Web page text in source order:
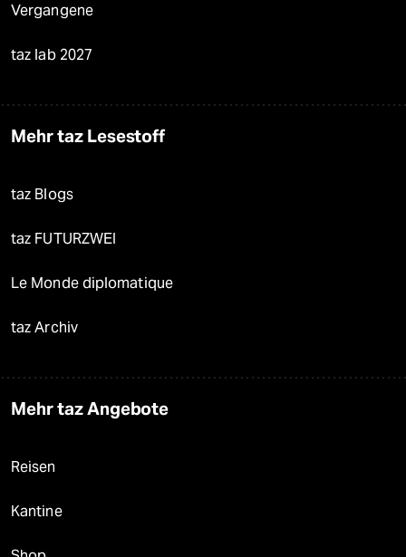
Vergangene
taz lab 2027
Mehr taz Lesestoff
taz Blogs
taz FUTURZWEI
Le Monde diplomatique
taz Archiv
Mehr taz Angebote
Reisen
Kantine